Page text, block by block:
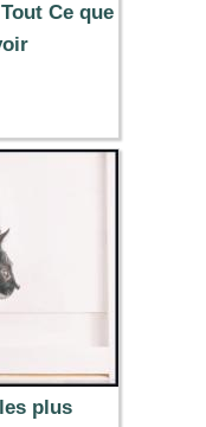
Ce que
plus